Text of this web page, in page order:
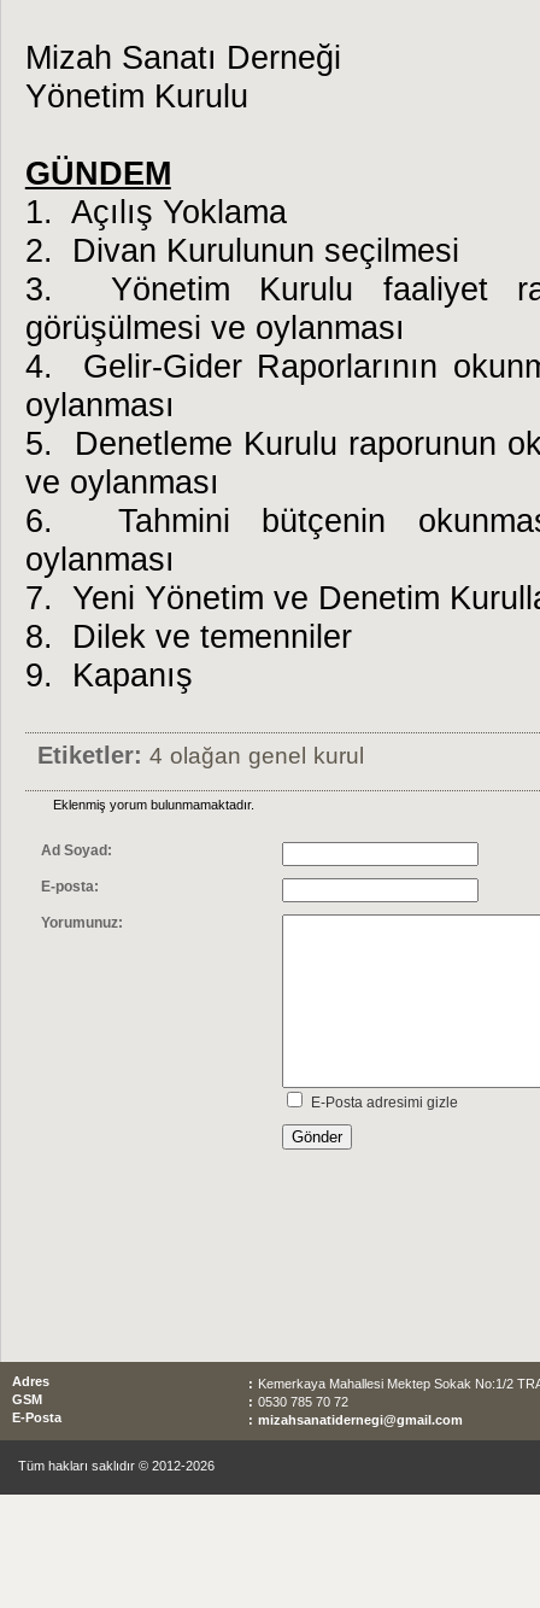
Mizah Sanatı Derneği
Yönetim Kurulu
GÜNDEM
1. Açılış Yoklama
2. Divan Kurulunun seçilmesi
3. Yönetim Kurulu faaliyet
görüşülmesi ve oylanması
4. Gelir-Gider Raporlarının
oylanması
5. Denetleme Kurulu raporunun
ve oylanması
6. Tahmini bütçenin
oylanması
7. Yeni Yönetim ve Denetim
8. Dilek ve temenniler
9. Kapanış
Etiketler: 4 olağan genel kurul
Eklenmiş yorum bulunmamaktadır.
Ad Soyad:
E-posta:
Yorumunuz:
E-Posta adresimi gizle
Adres : Kemerkaya Mahallesi Mektep Sokak No:1/2
GSM
: 0530 785 70 72
E-Posta
: mizahsanatidernegi@gmail.com
Tüm hakları saklıdır © 2012-2026